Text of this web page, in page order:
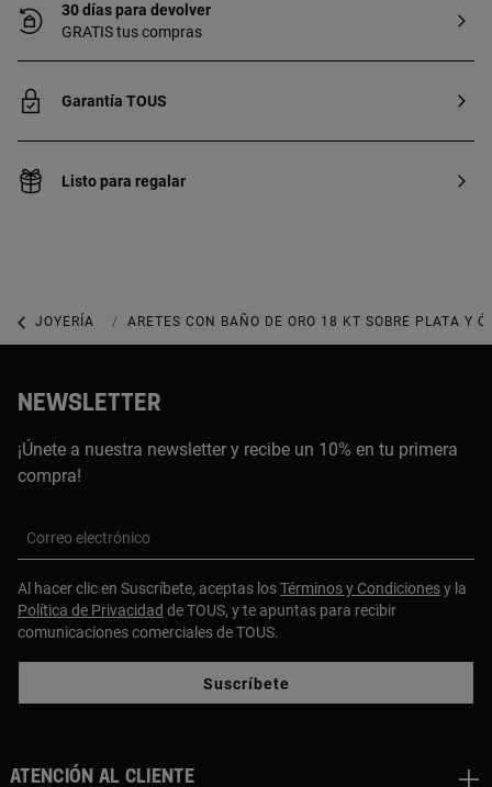
30 días para devolver
GRATIS tus compras
Garantía TOUS
Listo para regalar
JOYERÍA JOYAS CON GEMAS
ARETES CON BAÑO DE ORO 18 KT SOBRE PLATA Y
NEWSLETTER
¡Únete a nuestra newsletter y recibe un 10% en tu primera
compra!
Correo electrónico
Al hacer clic en Suscríbete, aceptas losTérminos y Condicionesy la
Política de Privacidad de TOUS, y te apuntas para recibir
comunicaciones comerciales de TOUS.
Suscríbete
Atención al cliente